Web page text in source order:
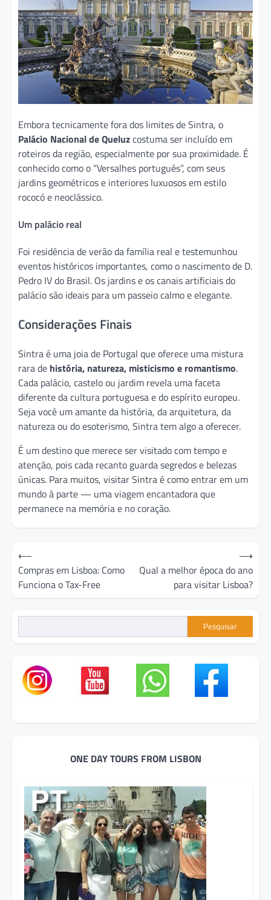
Embora tecnicamente fora dos limites de Sintra, o
Palácio Nacional de Queluzcostuma ser incluído em
roteiros da região, especialmente por sua proximidade. É
conhecido como o “Versalhes português”, com seus
jardins geométricos e interiores luxuosos em estilo
rococó e neoclássico.
Um palácio real
Foi residência de verão da família real e testemunhou
eventos históricos importantes, como o nascimento de D.
Pedro IV do Brasil. Os jardins e os canais artificiais do
palácio são ideais para um passeio calmo e elegante.
Considerações Finais
Sintra é uma joia de Portugal que oferece uma mistura
rara de história, natureza, misticismo e romantismo.
Cada palácio, castelo ou jardim revela uma faceta
diferente da cultura portuguesa e do espírito europeu.
Seja você um amante da história, da arquitetura, da
natureza ou do esoterismo, Sintra tem algo a oferecer.
É um destino que merece ser visitado com tempo e
atenção, pois cada recanto guarda segredos e belezas
únicas. Para muitos, visitar Sintra é como entrar em um
mundo à parte — uma viagem encantadora que
permanece na memória e no coração.
Navegação
de
artigos
⟵
Compras em Lisboa: Como
Funciona o Tax-Free
Qual a melhor época do ano
para visitar Lisboa?
⟶
Pesquisar
ONE DAY TOURS FROM LISBON